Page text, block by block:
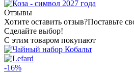
Отзывы
Хотите оставить отзыв?Поставьте
Сделайте выбор!
С этим товаром покупают
-16%